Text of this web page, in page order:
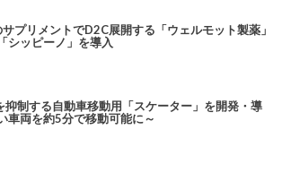
プリメントでD2C展開する「ウェルモット製薬」
シッピーノ」を導入
抑制する自動車移動用「スケーター」を開発・導
車両を約5分で移動可能に～